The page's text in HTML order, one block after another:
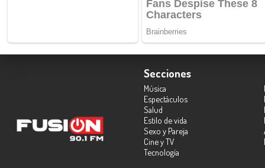
Secciones
Música
Espectáculos
Salud
Estilo de vida
Sexo y Pareja
Cine y TV
Tecnología